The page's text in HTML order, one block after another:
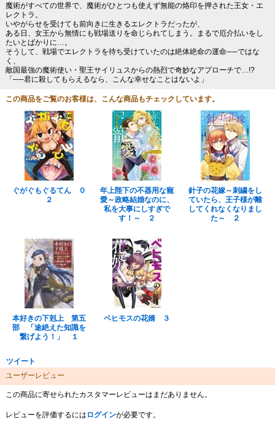
魔術がすべての世界で、魔術がひとつも使えず無能の烙印を押された王女・エ
レクトラ。
いやがらせを受けても前向きに生きるエレクトラだったが、
ある日、女王から無情にも戦場送りを命じられてしまう。まるで厄介払いをし
たいとばかりに…。
そうして、戦場でエレクトラを待ち受けていたのは絶体絶命の運命──ではな
く、
敵国最強の魔術使い・聖王サイリュスからの熱烈で奇妙なアプローチで…!?
「──君に殺してもらえるなら、こんな幸せなことはないよ」
この商品をご覧のお客様は、こんな商品もチェックしています。
ぐがぐもぐるてん ０
２
年上陛下の不器用な寵
愛～政略結婚なのに、
私を大事にしすぎで
す！～ ２
針子の花嫁～刺繍をし
ていたら、王子様が離
してくれなくなりまし
た～ ２
本好きの下剋上 第五
部 「途絶えた知識を
繋げよう！」 １
ベヒモスの花婿 ３
ツイート
ユーザーレビュー
この商品に寄せられたカスタマーレビューはまだありません。
レビューを評価するには ログインが必要です。